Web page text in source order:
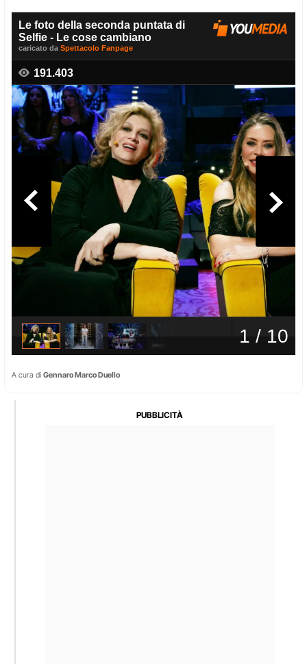
A cura di Gennaro Marco Duello